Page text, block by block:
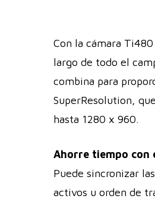
Con la cámara
largo de todo el
combina para
SuperResolution,
hasta 1280 x 960.
Ahorre tiempo con
Puede sincronizar
activos u orden de